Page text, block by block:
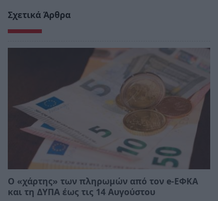
Σχετικά Άρθρα
Ο «χάρτης» των πληρωμών από τον e-ΕΦΚΑ
και τη ΔΥΠΑ έως τις 14 Αυγούστου